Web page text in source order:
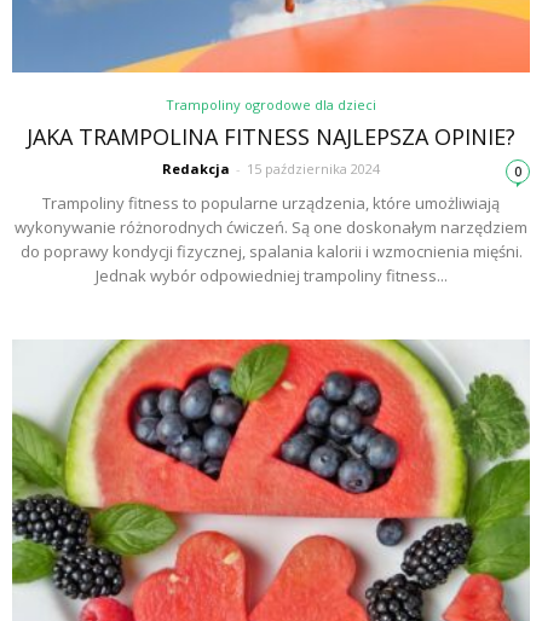
Trampoliny ogrodowe dla dzieci
JAKA TRAMPOLINA FITNESS NAJLEPSZA OPINIE?
Redakcja - 15 października 2024 0
Trampoliny fitness to popularne urządzenia, które umożliwiają
wykonywanie różnorodnych ćwiczeń. Są one doskonałym narzędziem
do poprawy kondycji fizycznej, spalania kalorii i wzmocnienia mięśni.
Jednak wybór odpowiedniej trampoliny fitness...